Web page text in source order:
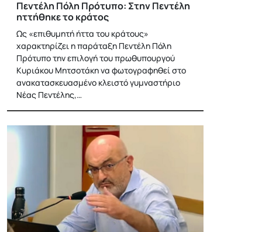
Πεντέλη Πόλη Πρότυπο: Στην Πεντέλη
ηττήθηκε το κράτος
Ως «επιθυμητή ήττα του κράτους»
χαρακτηρίζει η παράταξη Πεντέλη Πόλη
Πρότυπο την επιλογή του πρωθυπουργού
Κυριάκου Μητσοτάκη να φωτογραφηθεί στο
ανακατασκευασμένο κλειστό γυμναστήριο
Νέας Πεντέλης,…